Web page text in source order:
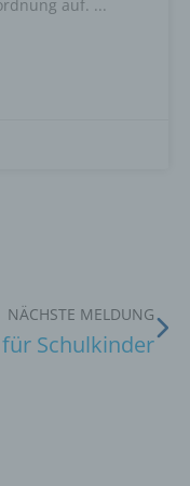
auf.
NÄCHSTE MELDUNG
Schulkinder